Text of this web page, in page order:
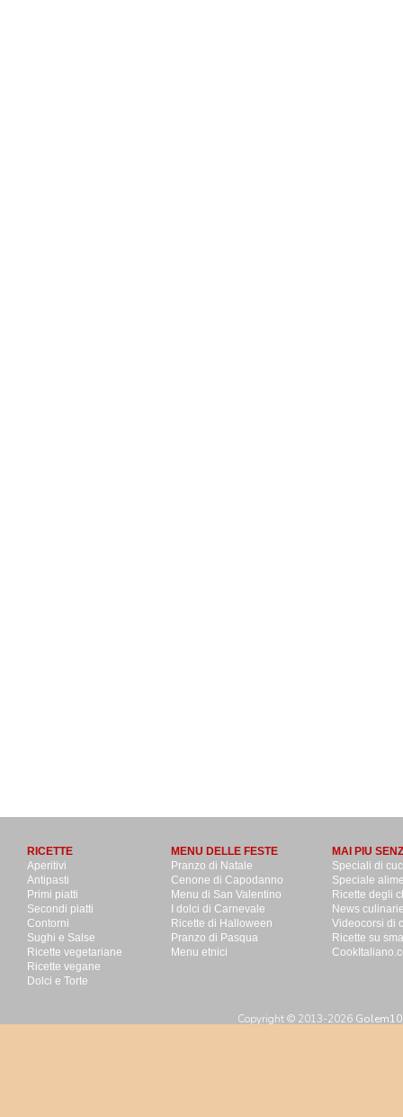
RICETTE
Aperitivi
Antipasti
Primi piatti
Secondi piatti
Contorni
Sughi e Salse
Ricette vegetariane
Ricette vegane
Dolci e Torte
MENU DELLE FESTE
Pranzo di Natale
Cenone di Capodanno
Menu di San Valentino
I dolci di Carnevale
Ricette di Halloween
Pranzo di Pasqua
Menu etnici
MAI PIU
Speciali di
Speciale
Ricette degli
News
Videocorsi di
Ricette su
Copyright © 2013-2026